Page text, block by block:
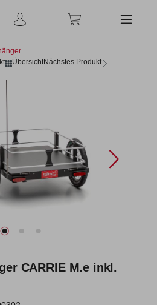
ÜbersichtNächstes Produkt
CARRIE M.e inkl.